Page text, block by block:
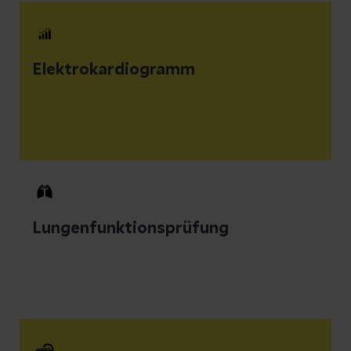
Elektrokardiogramm
Lungenfunktionsprüfung